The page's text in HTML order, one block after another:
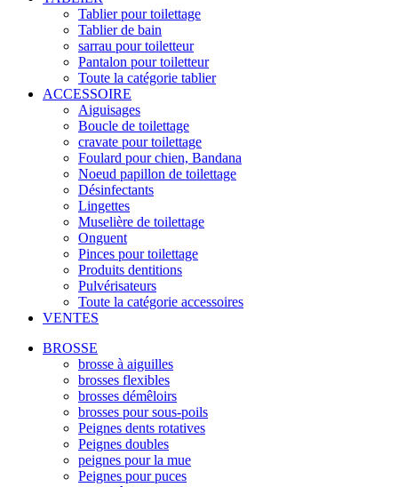
Tablier pour toilettage
Tablier de bain
sarrau pour toiletteur
Pantalon pour toiletteur
Toute la catégorie tablier
ACCESSOIRE
Aiguisages
Boucle de toilettage
cravate pour toilettage
Foulard pour chien, Bandana
Noeud papillon de toilettage
Désinfectants
Lingettes
Muselière de toilettage
Onguent
Pinces pour toilettage
Produits dentitions
Pulvérisateurs
Toute la catégorie accessoires
VENTES
BROSSE
brosse à aiguilles
brosses flexibles
brosses démêloirs
brosses pour sous-poils
Peignes dents rotatives
Peignes doubles
peignes pour la mue
Peignes pour puces